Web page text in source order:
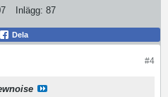
Inlägg: 87
Dela
#4